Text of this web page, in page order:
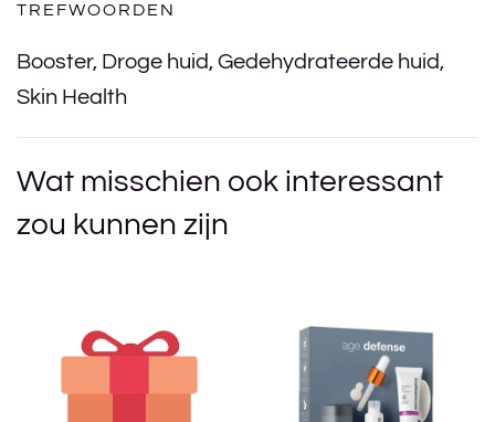
TREFWOORDEN
Booster, Droge huid, Gedehydrateerde huid,
Skin Health
Wat misschien ook interessant
zou kunnen zijn